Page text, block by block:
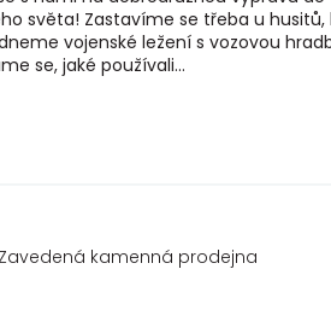
světa! Zastavíme se třeba u husitů,
vojenské ležení s vozovou
se, jaké používali...
Zavedená kamenná prodejna